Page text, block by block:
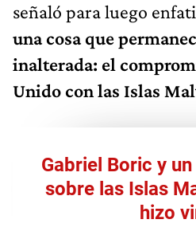
señaló para luego
una cosa que
inalterada: el
Unido con las Islas
Gabriel Boric y
sobre las Islas
hizo